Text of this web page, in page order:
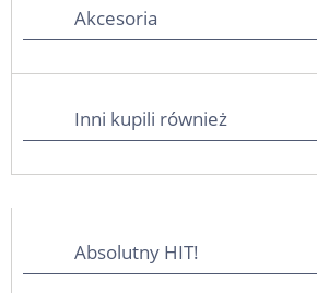
Akcesoria
Inni kupili również
Absolutny HIT!